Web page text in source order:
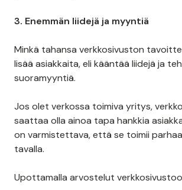
3. Enemmän liidejä ja myyntiä
Minkä tahansa verkkosivuston
lisää asiakkaita, eli kääntää liidejä ja
suoramyyntiä.
Jos olet verkossa toimiva yritys,
saattaa olla ainoa tapa hankkia
on varmistettava, että se toimii
tavalla.
Upottamalla arvostelut